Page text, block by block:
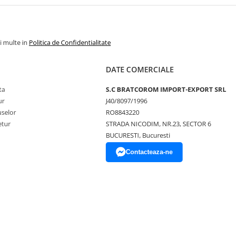
multe in Politica de Confidentialitate
DATE COMERCIALE
S.C BRATCOROM IMPORT-EXPORT SRL
J40/8097/1996
RO8843220
STRADA NICODIM, NR.23, SECTOR 6
BUCURESTI, Bucuresti
Contacteaza-ne